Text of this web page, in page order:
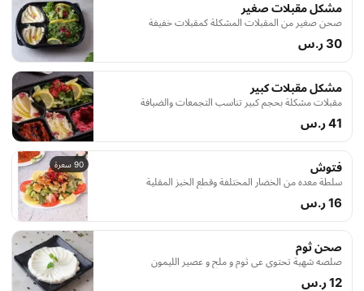
مشكل مقبلات صغير
صحن صغير من المقبلات المشكلة كمقبلات خفيفة
30 ر.س
مشكل مقبلات كبير
مقبلات مشكلة بحجم كبير تناسب التجمعات والضيافة
41 ر.س
90 سعرة فتوش
سلطة معده من الخضار المختلفة وقطع الخبز المقلية
16 ر.س
صحن ثوم
صلصه شهية تحتوي عى ثوم و ملح و عصير الليمون
12 ر.س